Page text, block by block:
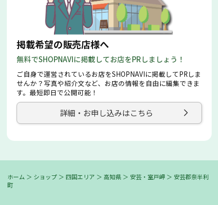
掲載希望の販売店様へ
無料でSHOPNAVIに掲載してお店をPRしましょう！
ご自身で運営されているお店をSHOPNAVIに掲載してPRしま
せんか？写真や紹介文など、お店の情報を自由に編集できま
す。最短即日で公開可能！
詳細・お申し込みはこちら
ホーム ＞ ショップ ＞ 四国エリア ＞ 高知県 ＞ 安芸・室戸岬 ＞ 安芸郡奈半利
町